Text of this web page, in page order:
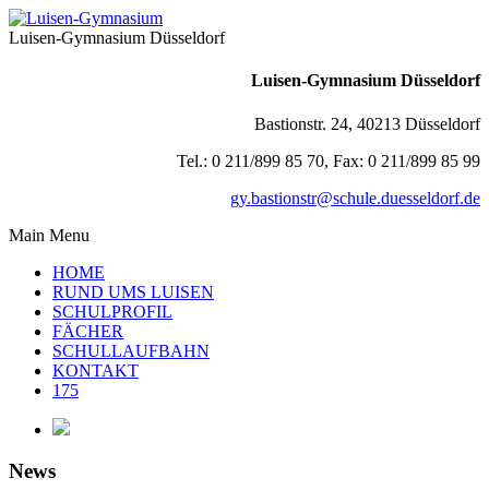
Luisen-Gymnasium Düsseldorf
Luisen-Gymnasium Düsseldorf
Bastionstr. 24, 40213 Düsseldorf
Tel.: 0 211/899 85 70, Fax: 0 211/899 85 99
gy.bastionstr@schule.duesseldorf.de
Main Menu
HOME
RUND UMS LUISEN
SCHULPROFIL
FÄCHER
SCHULLAUFBAHN
KONTAKT
175
News